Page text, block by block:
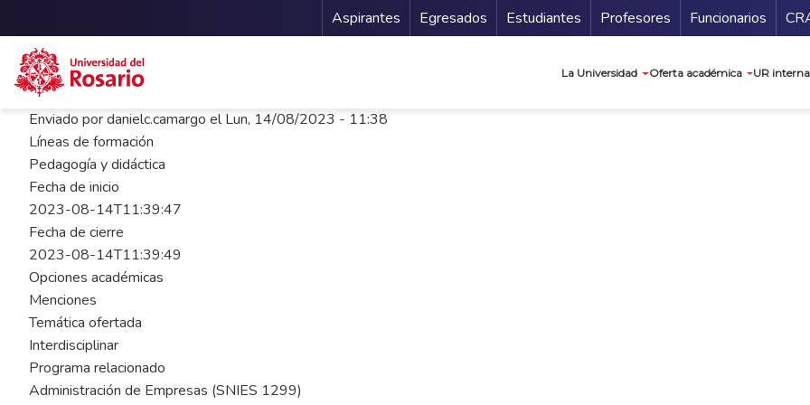
Pasar al contenido principal
Menu Secundario
Aspirantes Egresados Estudiantes Profesores Funcionarios
La Universidad Oferta académica UR
Enviado pordanielc.camargo elLun, 14/08/2023 - 11:38
Líneas de formación
Pedagogía y didáctica
Fecha de inicio
2023-08-14T11:39:47
Fecha de cierre
2023-08-14T11:39:49
Opciones académicas
Menciones
Temática ofertada
Interdisciplinar
Programa relacionado
Administración de Empresas (SNIES 1299)